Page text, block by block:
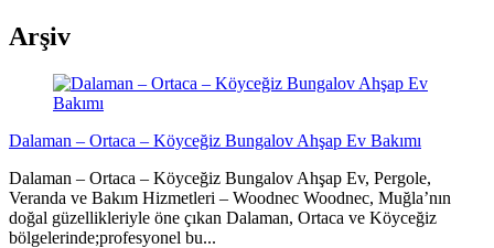
Arşiv
Dalaman – Ortaca – Köyceğiz Bungalov Ahşap Ev Bakımı
Dalaman – Ortaca – Köyceğiz Bungalov Ahşap Ev, Pergole,
Veranda ve Bakım Hizmetleri – Woodnec Woodnec, Muğla’nın
doğal güzellikleriyle öne çıkan Dalaman, Ortaca ve Köyceğiz
bölgelerinde;profesyonel bu...